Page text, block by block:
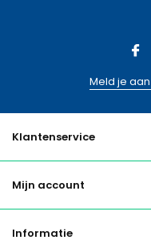
Meld je
Klantenservice
Mijn account
Informatie